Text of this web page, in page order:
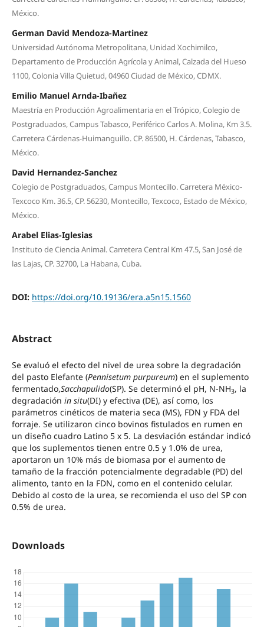
México.
German David Mendoza-Martinez
Universidad Autónoma Metropolitana, Unidad Xochimilco,
Departamento de Producción Agrícola y Animal, Calzada del Hueso
1100, Colonia Villa Quietud, 04960 Ciudad de México, CDMX.
Emilio Manuel Arnda-Ibañez
Maestría en Producción Agroalimentaria en el Trópico, Colegio de
Postgraduados, Campus Tabasco, Periférico Carlos A. Molina, Km 3.5.
Carretera Cárdenas-Huimanguillo. CP. 86500, H. Cárdenas, Tabasco,
México.
David Hernandez-Sanchez
Colegio de Postgraduados, Campus Montecillo. Carretera México-
Texcoco Km. 36.5, CP. 56230, Montecillo, Texcoco, Estado de México,
México.
Arabel Elias-Iglesias
Instituto de Ciencia Animal. Carretera Central Km 47.5, San José de
las Lajas, CP. 32700, La Habana, Cuba.
DOI: https://doi.org/10.19136/era.a5n15.1560
Abstract
Se evaluó el efecto del nivel de urea sobre la degradación
del pasto Elefante (Pennisetum purpureum) en el suplemento
fermentado,Sacchapulido(SP). Se determinó el pH, N-NH3, la
degradación in situ(DI) y efectiva (DE), así como, los
parámetros cinéticos de materia seca (MS), FDN y FDA del
forraje. Se utilizaron cinco bovinos fistulados en rumen en
un diseño cuadro Latino 5 x 5. La desviación estándar indicó
que los suplementos tienen entre 0.5 y 1.0% de urea,
aportaron un 10% más de biomasa por el aumento de
tamaño de la fracción potencialmente degradable (PD) del
alimento, tanto en la FDN, como en el contenido celular.
Debido al costo de la urea, se recomienda el uso del SP con
0.5% de urea.
Downloads